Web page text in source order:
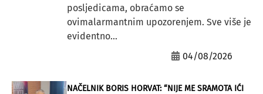
posljedicama, obraćamo se
ovimalarmantnim upozorenjem. Sve više je
evidentno...
04/08/2026
NAČELNIK BORIS HORVAT: “NIJE ME SRAMOTA IĆI